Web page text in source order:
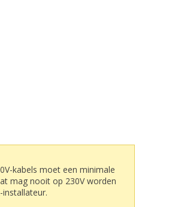
kabels moet een minimale
mag nooit op 230V worden